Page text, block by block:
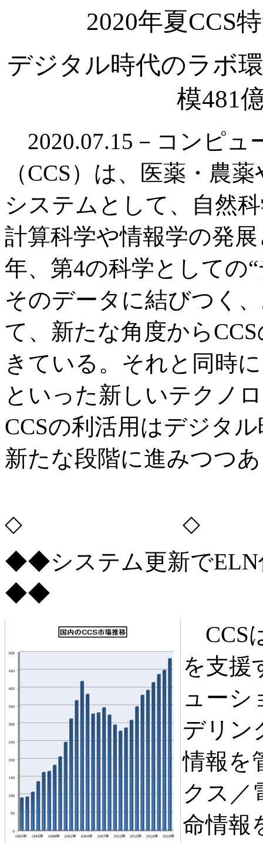
2020年夏CCS
デジタル時代のラボ
模481
2020.07.15－コンピュ
（CCS）は、医薬・農
システムとして、自然
計算科学や情報学の発
年、第4の科学としての
そのデータに結びつく
て、新たな角度から
きている。それと同時
といった新しいテクノ
CCSの利活用はデジタ
新たな段階に進みつつ
◇ ◇
◆◆システム更新でELN
◆◆
CCS
を支援
ューシ
デリン
情報を
クス／
命情報